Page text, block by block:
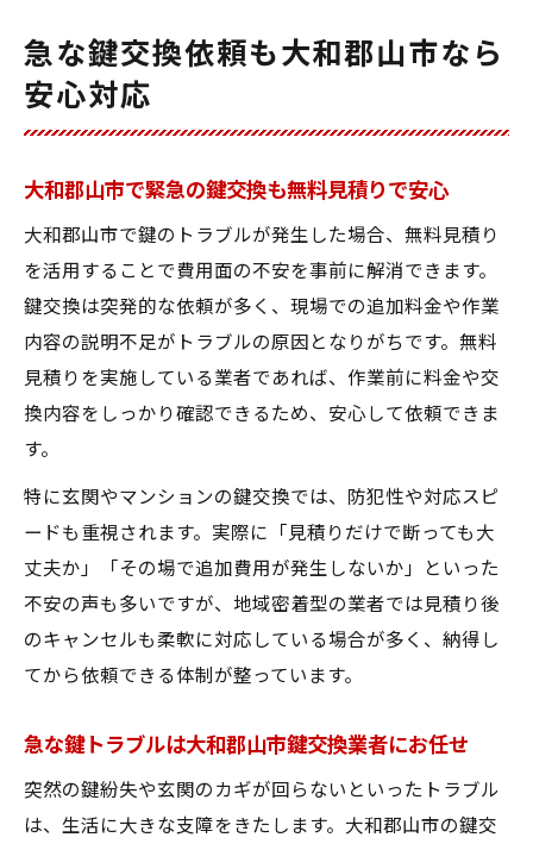
急な鍵交換依頼も大和郡山市なら
安心対応
大和郡山市で緊急の鍵交換も無料見積りで安心
大和郡山市で鍵のトラブルが発生した場合、無料見積り
を活用することで費用面の不安を事前に解消できます。
鍵交換は突発的な依頼が多く、現場での追加料金や作業
内容の説明不足がトラブルの原因となりがちです。無料
見積りを実施している業者であれば、作業前に料金や交
換内容をしっかり確認できるため、安心して依頼できま
す。
特に玄関やマンションの鍵交換では、防犯性や対応スピ
ードも重視されます。実際に「見積りだけで断っても大
丈夫か」「その場で追加費用が発生しないか」といった
不安の声も多いですが、地域密着型の業者では見積り後
のキャンセルも柔軟に対応している場合が多く、納得し
てから依頼できる体制が整っています。
急な鍵トラブルは大和郡山市鍵交換業者にお任せ
突然の鍵紛失や玄関のカギが回らないといったトラブル
は、生活に大きな支障をきたします。大和郡山市の鍵交